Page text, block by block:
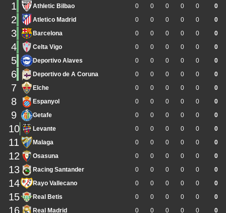
1 Athletic Bilbao 0 0 0 0 0 0
2 Atletico Madrid 0 0 0 0 0 0
3 Barcelona 0 0 0 0 0 0
4 Celta Vigo 0 0 0 0 0 0
5 Deportivo Alaves 0 0 0 0 0 0
6 Deportivo de A Coruna 0 0 0 0 0 0
7 Elche 0 0 0 0 0 0
8 Espanyol 0 0 0 0 0 0
9 Getafe 0 0 0 0 0 0
10 Levante 0 0 0 0 0 0
11 Malaga 0 0 0 0 0 0
12 Osasuna 0 0 0 0 0 0
13 Racing Santander 0 0 0 0 0 0
14 Rayo Vallecano 0 0 0 0 0 0
15 Real Betis 0 0 0 0 0 0
16 Real Madrid 0 0 0 0 0 0